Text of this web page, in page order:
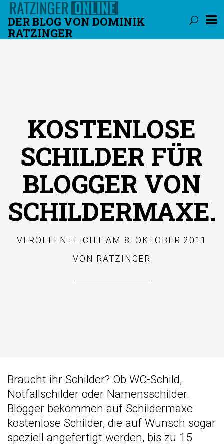
DER BLOG VON DOMINIK
RATZINGER
KOSTENLOSE
SCHILDER FÜR
BLOGGER VON
SCHILDERMAXE.
VERÖFFENTLICHT AM 8. OKTOBER 2011
VON RATZINGER
Braucht ihr Schilder? Ob WC-Schild,
Notfallschilder oder Namensschilder.
Blogger bekommen auf Schildermaxe
kostenlose Schilder, die auf Wunsch sogar
speziell angefertigt werden, bis zu 15